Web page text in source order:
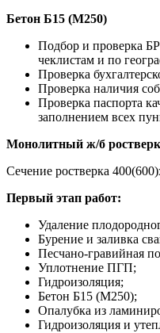
Бетон Б15 (М250)
Подбор и проверка
чеклистам и по
Проверка
Проверка наличия
Проверка паспорта
заполнением всех
Монолитный ж/б ростверк
Сечение ростверка
Первый этап работ:
Удаление
Бурение и заливка
Песчано-гравийная
Уплотнение ПГП;
Гидроизоляция;
Бетон Б15 (М250);
Опалубка из
Гидроизоляция и